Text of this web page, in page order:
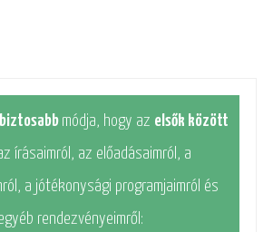
módja, hogy az elsők között
írásaimról, az előadásaimról, a
a jótékonysági programjaimról és
rendezvényeimről: